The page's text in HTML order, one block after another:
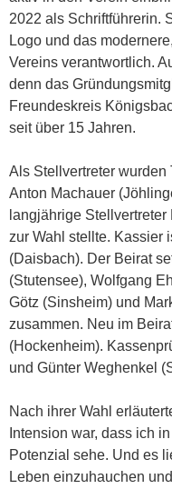
2022 als Schriftführerin.
Logo und das
Vereins verantwortlich.
denn das
Freundeskreis
seit über 15 Jahren.
Als Stellvertreter wurden
Anton Machauer
langjährige
zur Wahl stellte. Kassier
(Daisbach). Der Beirat
(Stutensee), Wolfgang
Götz (Sinsheim) und
zusammen. Neu im
(Hockenheim).
und Günter Weghenkel
Nach ihrer Wahl
Intension war, dass ich
Potenzial sehe. Und es
Leben einzuhauchen